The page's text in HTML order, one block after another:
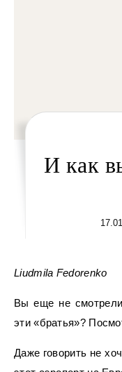
И как
Liudmila Fedorenko
Вы еще не
эти «братья»?
Даже говорить не